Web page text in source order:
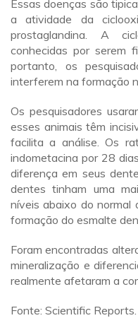
Essas doenças são
a atividade da
prostaglandina. A
conhecidas por serem
portanto, os
interferem na formação
Os pesquisadores
esses animais têm
facilita a análise. Os
indometacina por 28
diferença em seus
dentes tinham uma
níveis abaixo do
formação do esmalte
Foram encontradas
mineralização e
realmente afetaram a
Fonte: Scientific